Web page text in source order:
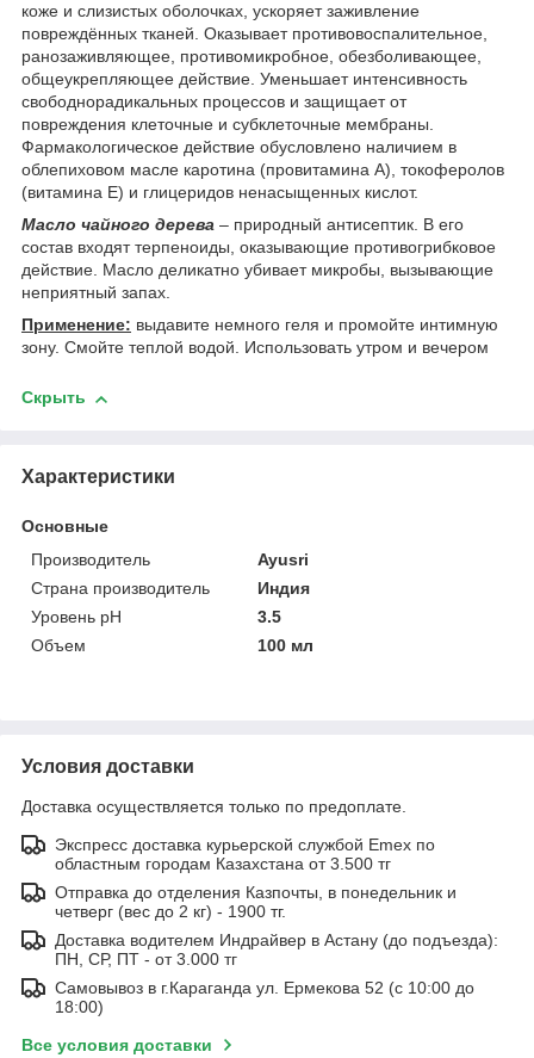
коже и слизистых оболочках, ускоряет заживление
повреждённых тканей. Оказывает противовоспалительное,
ранозаживляющее, противомикробное, обезболивающее,
общеукрепляющее действие. Уменьшает интенсивность
свободнорадикальных процессов и защищает от
повреждения клеточные и субклеточные мембраны.
Фармакологическое действие обусловлено наличием в
облепиховом масле каротина (провитамина A), токоферолов
(витамина E) и глицеридов ненасыщенных кислот.
Масло чайного дерева – природный антисептик. В его
состав входят терпеноиды, оказывающие противогрибковое
действие. Масло деликатно убивает микробы, вызывающие
неприятный запах.
Применение: выдавите немного геля и промойте интимную
зону. Смойте теплой водой. Использовать утром и вечером
Скрыть
Характеристики
Основные
Производитель
Ayusri
Страна производитель
Индия
Уровень pH
3.5
Объем
100 мл
Условия доставки
Доставка осуществляется только по предоплате.
Экспресс доставка курьерской службой Emex по
областным городам Казахстана от 3.500 тг
Отправка до отделения Казпочты, в понедельник и
четверг (вес до 2 кг) - 1900 тг.
Доставка водителем Индрайвер в Астану (до подъезда):
ПН, СР, ПТ - от 3.000 тг
Самовывоз в г.Караганда ул. Ермекова 52 (с 10:00 до
18:00)
Все условия доставки